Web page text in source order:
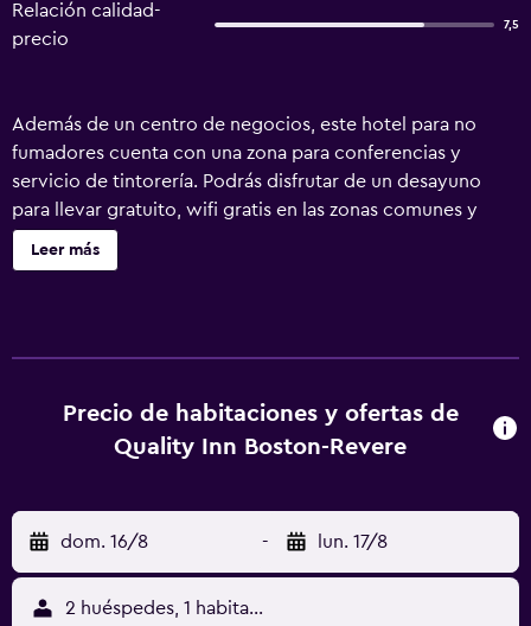
Relación calidad-
precio
7,5
Además de un centro de negocios, este hotel para no
fumadores cuenta con una zona para conferencias y
servicio de tintorería. Podrás disfrutar de un desayuno
para llevar gratuito, wifi gratis en las zonas comunes y
aparcamiento gratuito. También encontrarás lavandería,
servicio de recepción 24 horas y check-in exprés. Quality
bañera combinadas, artículos de higiene personal
gratuitos y secador de pelo. Este hotel en Revere ofrece
locales gratuitas (pueden existir restricciones). Las
habitaciones también incluyen tabla de planchar con
plancha y cortinas opacas. Se ofrece servicio de limpieza
todos los días. Se pueden practicar las actividades de ocio
Leer más
Precio de habitaciones y ofertas de
Quality Inn Boston-Revere
dom. 16/8 - lun. 17/8
2 huéspedes, 1 habitación